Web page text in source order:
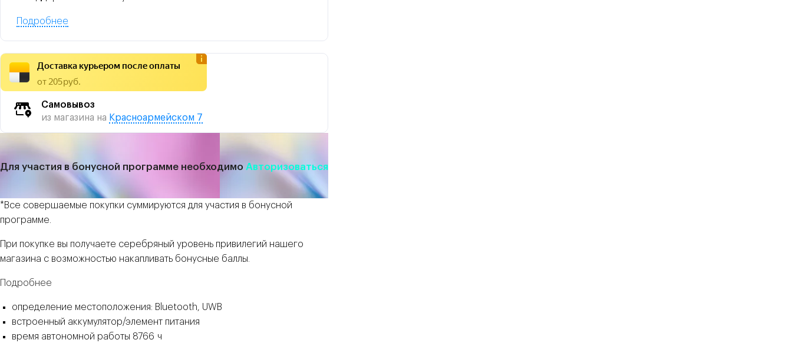
Подробнее
Доставка курьером после оплаты
от 205 руб.
Самовывоз
из магазина на Красноармейском 7
Для участия в бонусной программе необходимо Авторизоваться
*Все совершаемые покупки суммируются для участия в бонусной
программе.
При покупке вы получаете серебряный уровень привилегий нашего
магазина с возможностью накапливать бонусные баллы.
Подробнее
определение местоположения: Bluetooth, UWB
встроенный аккумулятор/элемент питания
время автономной работы 8766 ч